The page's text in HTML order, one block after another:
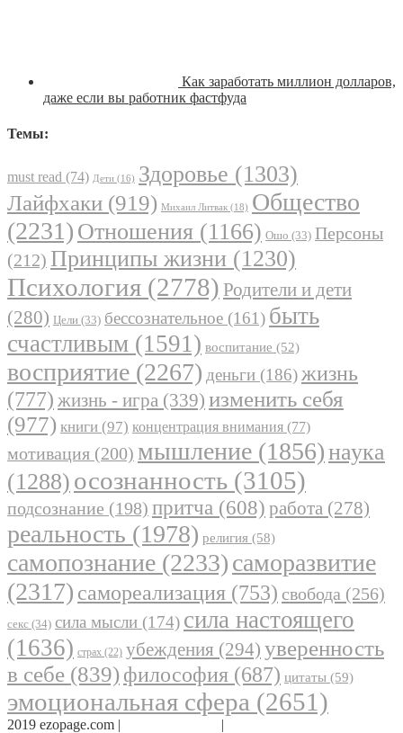
Как заработать миллион долларов,
даже если вы работник фастфуда
Темы:
must read (74) Дети (16) Здоровье (1303)
Лайфхаки (919) Михаил Литвак (18) Общество
(2231) Отношения (1166) Ошо (33) Персоны
(212) Принципы жизни (1230)
Психология (2778) Родители и дети
(280) Цели (33) бессознательное (161) быть
счастливым (1591) воспитание (52)
восприятие (2267) деньги (186)жизнь
(777) жизнь - игра (339) изменить себя
(977) книги (97) концентрация внимания (77)
мотивация (200) мышление (1856)наука
(1288) осознанность (3105)
подсознание (198) притча (608) работа (278)
реальность (1978) религия (58)
самопознание (2233)саморазвитие
(2317) самореализация (753) свобода (256)
секс (34) сила мысли (174) сила настоящего
(1636) страх (22) убеждения (294) уверенность
в себе (839) философия (687) цитаты (59)
эмоциональная сфера (2651)
2019 ezopage.com | |